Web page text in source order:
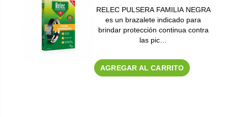
RELEC PULSERA FAMILIA NEGRA
es un brazalete indicado para
brindar protección continua contra
las pic…
AGREGAR AL CARRITO